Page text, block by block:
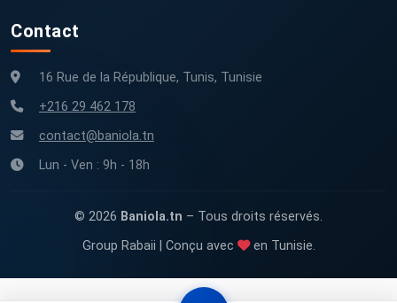
Contact
16 Rue de la République, Tunis, Tunisie
+216 29 462 178
contact@baniola.tn
Lun - Ven : 9h - 18h
© 2026 Baniola.tn – Tous droits réservés.
Group Rabaii | Conçu avec
en Tunisie.